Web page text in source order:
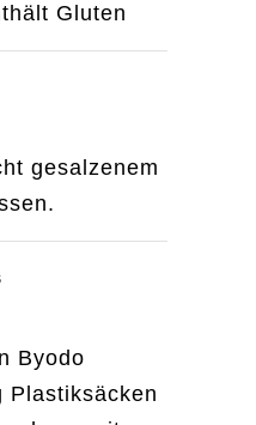
Gluten
gesalzenem
Byodo
Plastiksäcken